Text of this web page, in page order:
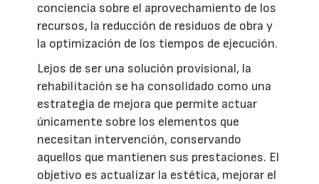
conciencia sobre el aprovechamiento de los
recursos, la reducción de residuos de obra y
la optimización de los tiempos de ejecución.
Lejos de ser una solución provisional, la
rehabilitación se ha consolidado como una
estrategia de mejora que permite actuar
únicamente sobre los elementos que
necesitan intervención, conservando
aquellos que mantienen sus prestaciones. El
objetivo es actualizar la estética, mejorar el